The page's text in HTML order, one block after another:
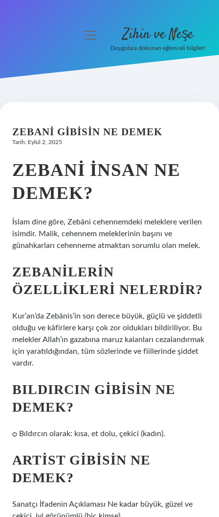
Hakkımızda
menüyü
Zihin ve Neşe
Duygulara dokunan eğlenceli bilgiler!
ZEBANI GIBISIN NE DEMEK
Tarih: Eylül 2, 2025
ZEBANI INSAN NE
DEMEK?
İslam dine göre, Zebâni cehennemdeki meleklere verilen
isimdir. Malik, cehennem meleklerinin başını ve
günahkarları cehenneme atmaktan sorumlu olan melek.
ZEBANILERIN
ÖZELLIKLERI NELERDIR?
Kur’an’da Zebânis’in son derece büyük, güçlü ve şiddetli
olduğu ve kâfirlere karşı çok zor oldukları bildiriliyor. Bu
melekler Allah’ın gazabına maruz kalanları cezalandırmak
için yaratıldığından, tüm sözlerinde ve fiillerinde şiddet
vardır.
BILDIRCIN GIBISIN NE
DEMEK?
ѻ Bıldırcın olarak: kısa, et dolu, çekici (kadın).
ARTIST GIBISIN NE
DEMEK?
Sanatçı İfadenin Açıklaması Ne kadar büyük, güzel ve